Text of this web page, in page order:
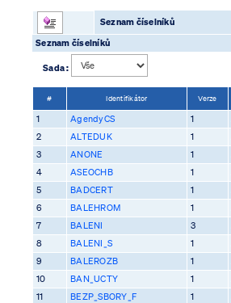
Seznam číselníků
Seznam číselníků
Sada :
# Identifikátor Verze
1 AgendyCS 1
2
ALTEDUK 1
3
ANONE 1
4
ASEOCHB 1
5
BADCERT 1
6
BALEHROM 1
7
BALENI 3
8
BALENI_S 1
9
BALEROZB 1
10
BAN_UCTY 1
11
BEZP_SBORY_F 1